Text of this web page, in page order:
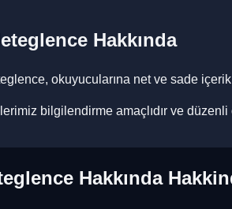
Hakkında
okuyucularına net ve sade
bilgilendirme amaçlıdır ve
Hakkında